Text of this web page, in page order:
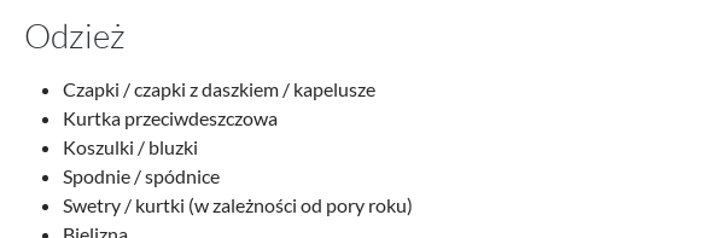
Odzież
Czapki / czapki z daszkiem / kapelusze
Kurtka przeciwdeszczowa
Koszulki / bluzki
Spodnie / spódnice
Swetry / kurtki (w zależności od pory roku)